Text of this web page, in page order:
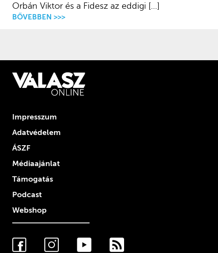
Orbán Viktor és a Fidesz az eddigi […]
BŐVEBBEN >>>
Impresszum
Adatvédelem
ÁSZF
Médiaajánlat
Támogatás
Podcast
Webshop